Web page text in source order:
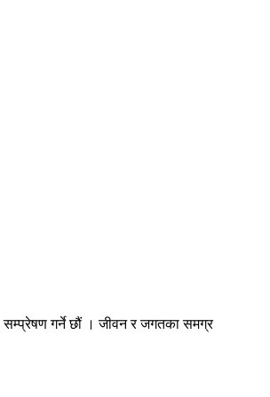
सम्प्रेषण गर्ने छौं । जीवन र जगतका समग्र